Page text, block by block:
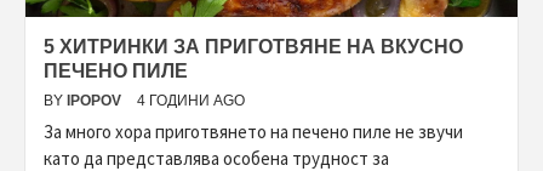
5 ХИТРИНКИ ЗА ПРИГОТВЯНЕ НА ВКУСНО
ПЕЧЕНО ПИЛЕ
BY IPOPOV 4 ГОДИНИ AGO
За много хора приготвянето на печено пиле не звучи
като да представлява особена трудност за